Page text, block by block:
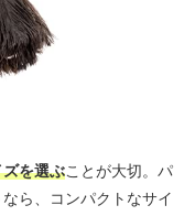
を選ぶことが大切。パ
ら、コンパクトなサイ